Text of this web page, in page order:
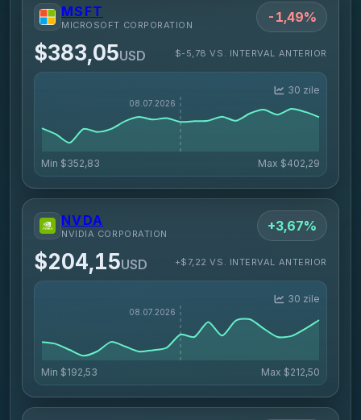
MSFT
MICROSOFT CORPORATION -1,49%
$383,05USD $-5,78 VS. INTERVAL ANTERIOR
30 zile
Min $352,83 Max $402,29
NVDA
NVIDIA CORPORATION +3,67%
$204,15USD +$7,22 VS. INTERVAL ANTERIOR
30 zile
Min $192,53 Max $212,50